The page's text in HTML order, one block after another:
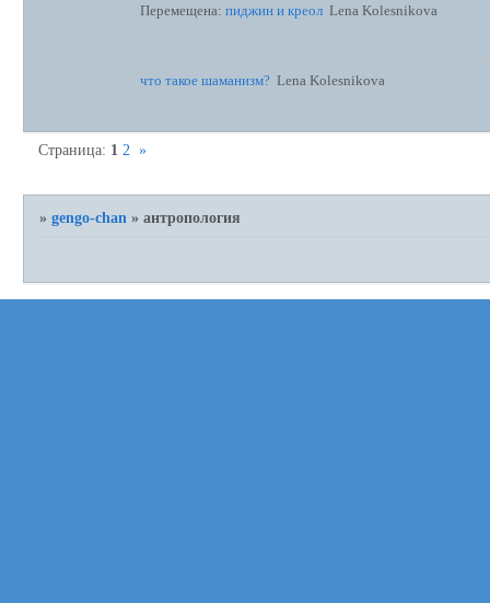
Перемещена: пиджин и креол Lena Kolesnikova
что такое шаманизм? Lena Kolesnikova
Страница: 1 2 »
»gengo-chan »антропология